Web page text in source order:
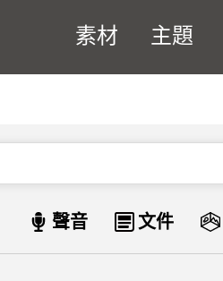
素材 主題
資料類型
聲音 文件